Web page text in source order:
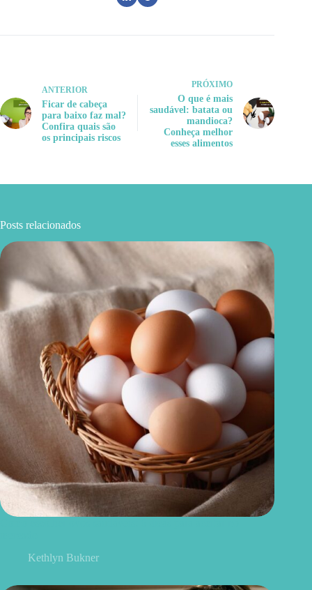
ANTERIOR
Ficar de cabeça
para baixo faz mal?
Confira quais são
os principais riscos
PRÓXIMO
O que é mais
saudável: batata ou
mandioca?
Conheça melhor
esses alimentos
Posts relacionados
Kethlyn Bukner